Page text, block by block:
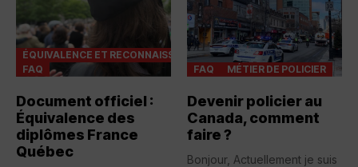
ÉQUIVALENCE ET RECONNAISSANCES
FAQ
Document officiel :
Équivalence des
diplômes France
Québec
FAQ MÉTIER DE POLICIER
Devenir policier au
Canada, comment
faire ?
Bonjour, Actuellement je suis